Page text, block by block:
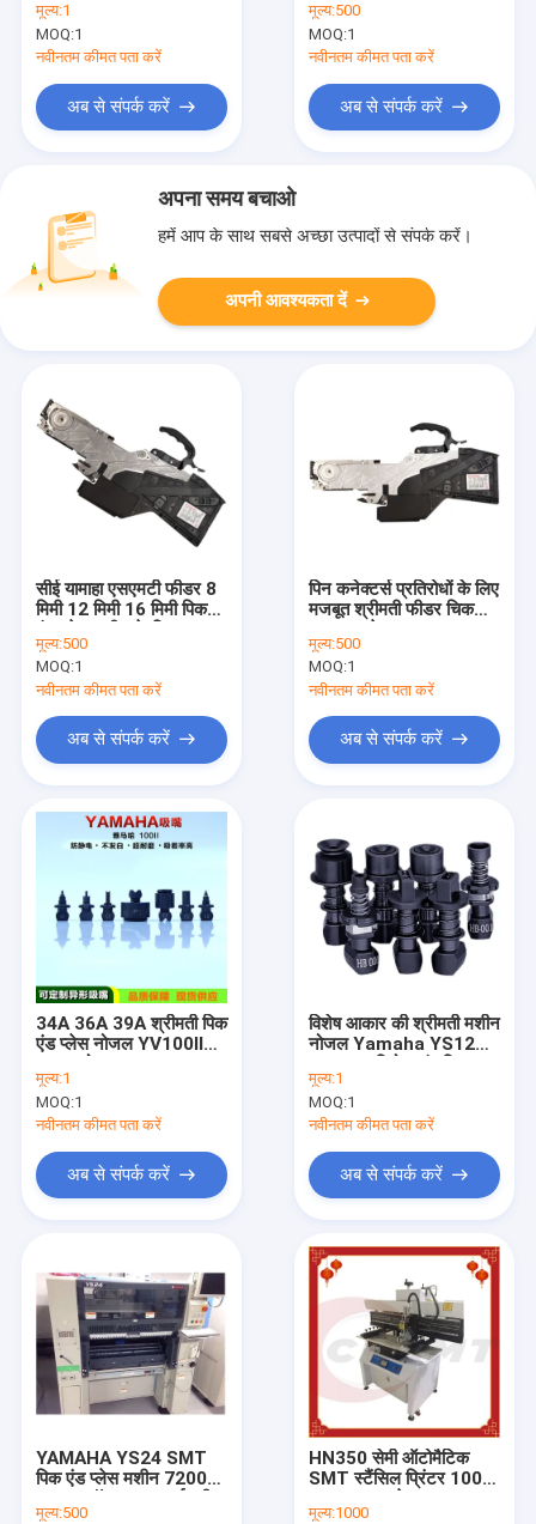
उत्पादों
हमारे बारे में
कारखाना भ्रमण
संपर्क करें
मूल्य:1
MOQ:1
नवीनतम कीमत पता करें
अब से संपर्क करें
OEM ODM
मूल्य:500
MOQ:1
नवीनतम कीमत पता करें
अब से संपर्क करें
अपना समय बचाओ
हमें आप के साथ सबसे अच्छा उत्पादों से संपर्क करें।
अपनी आवश्यकता दें
सीई यामाहा एसएमटी फीडर 8
मिमी 12 मिमी 16 मिमी पिक
मूल्य:500
MOQ:1
नवीनतम कीमत पता करें
अब से संपर्क करें
पिन कनेक्टर्स प्रतिरोधों के लिए
मजबूत श्रीमती फीडर चिकना
मूल्य:500
MOQ:1
नवीनतम कीमत पता करें
अब से संपर्क करें
34A 36A 39A श्रीमती पिक
एंड प्लेस नोजल YV100II
मूल्य:1
MOQ:1
नवीनतम कीमत पता करें
अब से संपर्क करें
विशेष आकार की श्रीमती मशीन
नोजल Yamaha YS12
पट्टी
मूल्य:1
MOQ:1
नवीनतम कीमत पता करें
अब से संपर्क करें
YAMAHA YS24 SMT
पिक एंड प्लेस मशीन 72000
मूल्य:500
HN350 सेमी ऑटोमैटिक
SMT स्टैंसिल प्रिंटर 100W
मूल्य:1000